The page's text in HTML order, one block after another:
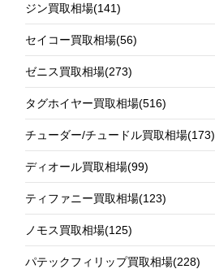
ジン買取相場(141)
セイコー買取相場(56)
ゼニス買取相場(273)
タグホイヤー買取相場(516)
チューダー/チュードル買取相場(173)
ディオール買取相場(99)
ティファニー買取相場(123)
ノモス買取相場(125)
パテックフィリップ買取相場(228)